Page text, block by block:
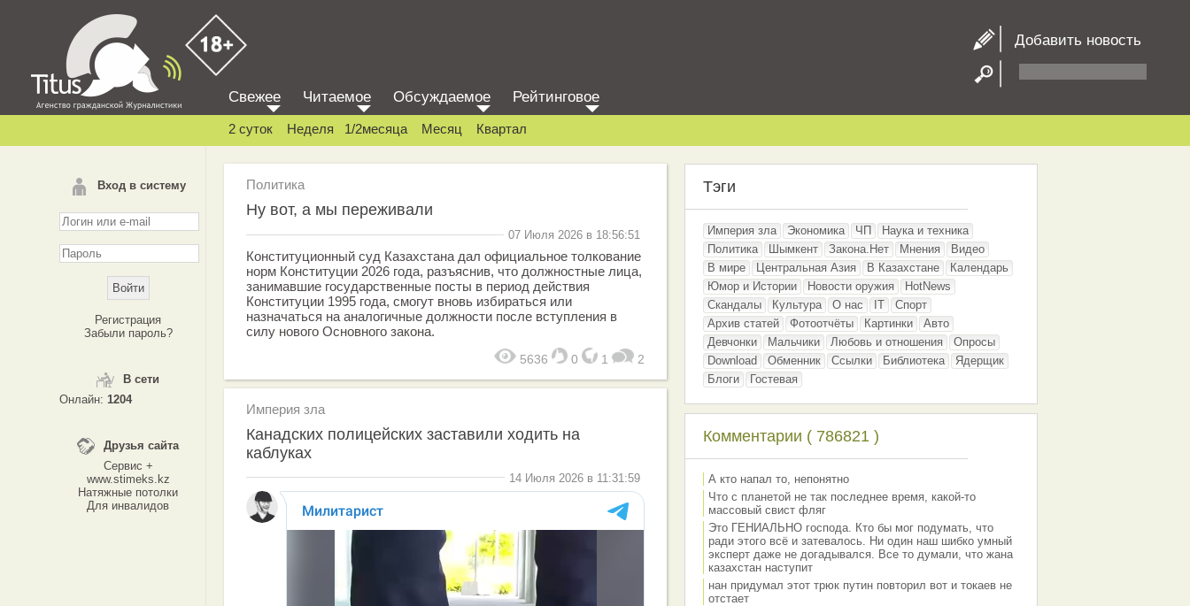
Добавить новость
Вход в систему
Регистрация
Забыли пароль?
В сети
Онлайн: 1204
Друзья сайта
Сервис +
www.stimeks.kz
Натяжные потолки
Для инвалидов
Свежее Читаемое Обсуждаемое Рейтинговое
2 суток Неделя 1/2месяца Месяц Квартал
Политика
Ну вот, а мы переживали
07 Июля 2026 в 18:56:51
Конституционный суд Казахстана дал официальное толкование
норм Конституции 2026 года, разъяснив, что должностные лица,
занимавшие государственные посты в период действия
Конституции 1995 года, смогут вновь избираться или
назначаться на аналогичные должности после вступления в
силу нового Основного закона.
5636 0 1 2
Империя зла
Канадских полицейских заставили ходить на
каблуках
14 Июля 2026 в 11:31:59
Тэги
Империя зла Экономика ЧП
Наука и техника
Политика
Шымкент Закона.Нет Мнения
Видео
В мире
Центральная Азия В Казахстане
Календарь
Юмор и Истории
Новости оружия
HotNews
Скандалы
Культура О нас IT
Спорт
Архив статей
Фотоотчёты Картинки
Авто
Девчонки
Мальчики Любовь и отношения
Опросы
Download
Обменник Ссылки Библиотека
Ядерщик
Блоги
Гостевая
Комментарии ( 786821 )
А кто напал то, непонятно
Что с планетой не так последнее время, какой-то
массовый свист фляг
Это ГЕНИАЛЬНО господа. Кто бы мог подумать, что
ради этого всё и затевалось. Ни один наш шибко умный
эксперт даже не догадывался. Все то думали, что жана
казахстан наступит
нан придумал этот трюк путин повторил вот и токаев не
отстает